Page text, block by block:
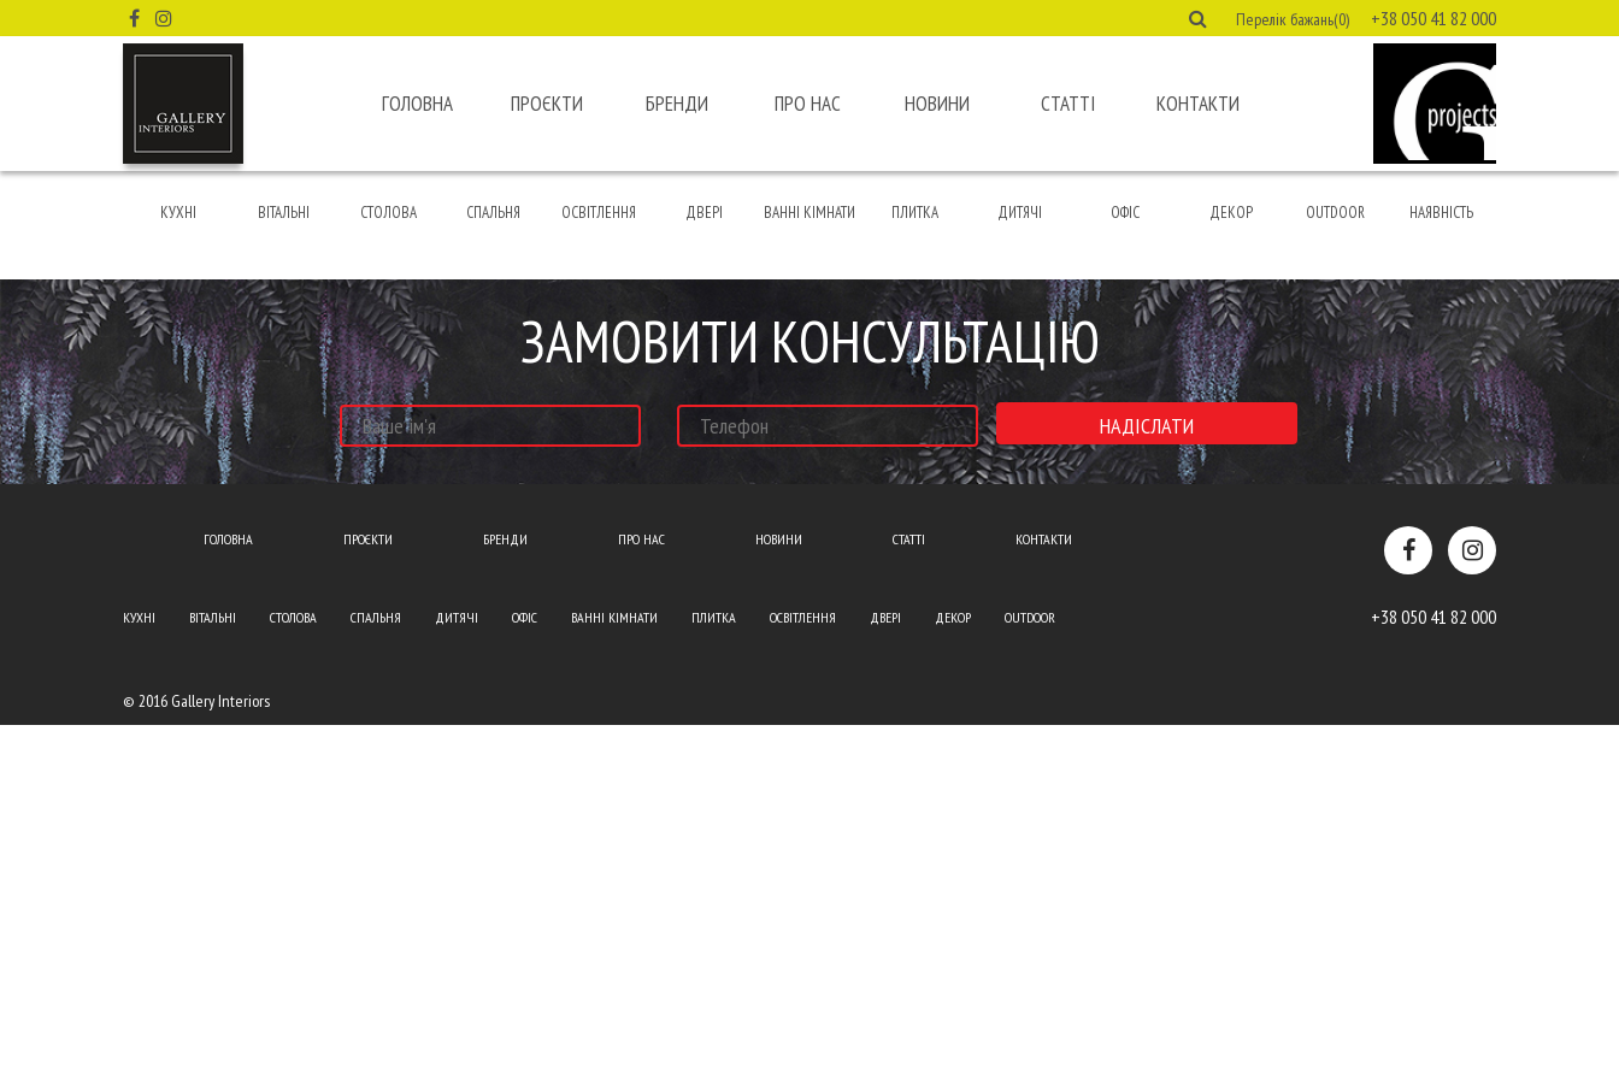
Перелік бажань(0) +38 050 41 82 000
ГОЛОВНА ПРОЄКТИ БРЕНДИ ПРО НАС НОВИНИ СТАТТІ КОНТАКТИ
КУХНІ ВІТАЛЬНІ СТОЛОВА СПАЛЬНЯ ОСВІТЛЕННЯ ДВЕРІ ВАННІ КІМНАТИ ПЛИТКА ДИТЯЧІ ОФІС ДЕКОР OUTDOOR НАЯВНІСТЬ
ЗАМОВИТИ КОНСУЛЬТАЦІЮ
ГОЛОВНА ПРОЄКТИ БРЕНДИ ПРО НАС НОВИНИ СТАТТІ КОНТАКТИ
КУХНІ ВІТАЛЬНІ СТОЛОВА СПАЛЬНЯ ДИТЯЧІ ОФІС ВАННІ КІМНАТИ ПЛИТКА ОСВІТЛЕННЯ ДВЕРІ ДЕКОР OUTDOOR +38 050 41 82 000
© 2016 Gallery Interiors